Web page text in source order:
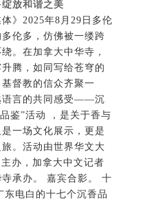
放和谐之美
体》2025年8月29日多伦
伦多，仿佛被一缕跨
。在加拿大中华寺，
腾，如同写给苍穹的
督教的信众齐聚一
语言的共同感受——沉
鉴”活动 ，是关于香与
一场文化展示，更是
。活动由世界华文大
办，加拿大中文记者
承办。 嘉宾合影。 十
东电白的十七个沉香品